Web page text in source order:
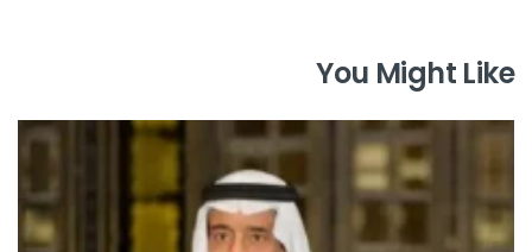
You Might Like